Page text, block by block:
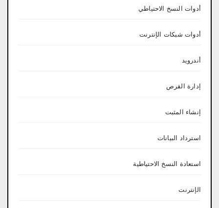
أدوات النسخ الاحتياطي
أدوات شبكات الإنترنت
أندرويد
إدارة القرص
إنشاء المثبت
استرداد البيانات
استعادة النسخ الاحتياطية
الإنترنت